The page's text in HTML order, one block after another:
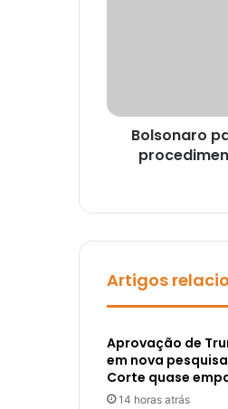
Bolsonaro
Artigos
Aprovação de
em nova
Corte quase
14 horas atrás